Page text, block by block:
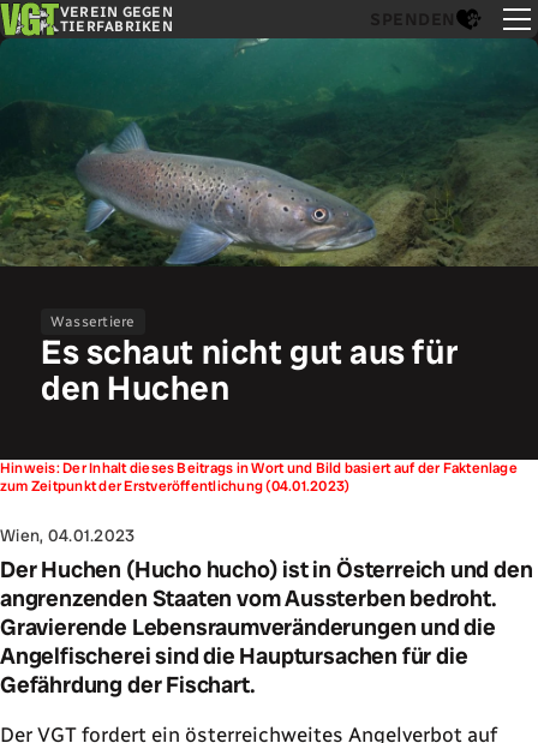
VEREIN GEGEN
TIERFABRIKEN
SPENDEN
Wassertiere
Es schaut nicht gut aus für
den Huchen
Hinweis: Der Inhalt dieses Beitrags in Wort und Bild basiert auf der Faktenlage
zum Zeitpunkt der Erstveröffentlichung (04.01.2023)
Wien, 04.01.2023
Der Huchen (Hucho hucho) ist in Österreich und den
angrenzenden Staaten vom Aussterben bedroht.
Gravierende Lebensraumveränderungen und die
Angelfischerei sind die Hauptursachen für die
Gefährdung der Fischart.
Der VGT fordert ein österreichweites Angelverbot auf